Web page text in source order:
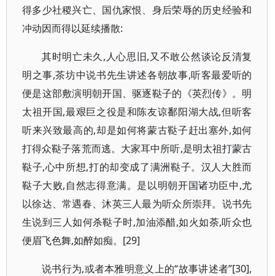
得多少社稷兴亡、国仇家恨、身后荣辱的历史经验和
冲动因而得以延续播散:
其时明亡未久,人心思旧,又不敢公然谈论反清复
明之事,茶坊中说书先生讲述各朝故事,听客最爱听的
便是这部敷演明朝开国、驱逐鞑子的《英烈传》。明
太祖开国,最艰巨之役是和陈友谅鄱阳湖大战,但听客
听来兴致最高的,却是如何将蒙古鞑子赶出塞外,如何
打得众鞑子落荒而逃。大家耳中所听,是明太祖打蒙古
鞑子,心中所想,打的却变成了满洲鞑子。汉人大胜而
鞑子大败,自然志得意满。是以明朝开国诸功臣中,尤
以徐达、常遇春、沐英三人最为听众所崇拜。说书先
生说到三人如何杀鞑子时,加油添醋,如火如荼,听众也
便眉飞色舞,如醉如痴。[29]
说书行为,或者本雅明意义上的“故事讲述者”[30],